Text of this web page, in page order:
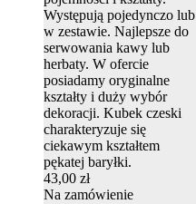
Występują pojedynczo lub
w zestawie. Najlepsze do
serwowania kawy lub
herbaty. W ofercie
posiadamy oryginalne
kształty i duży wybór
dekoracji. Kubek czeski
charakteryzuje się
ciekawym kształtem
pękatej baryłki.
43,00 zł
Na zamówienie